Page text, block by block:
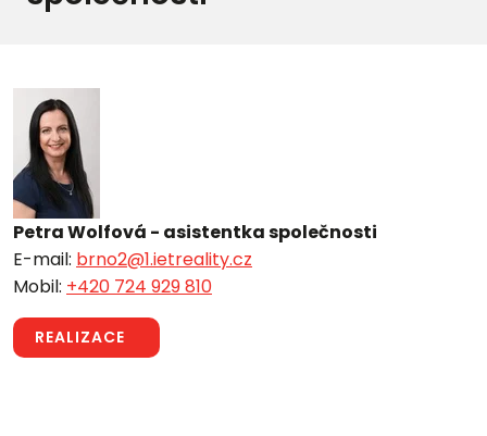
Petra Wolfová - asistentka společnosti
E-mail: brno2@1.ietreality.cz
Mobil: +420 724 929 810
REALIZACE